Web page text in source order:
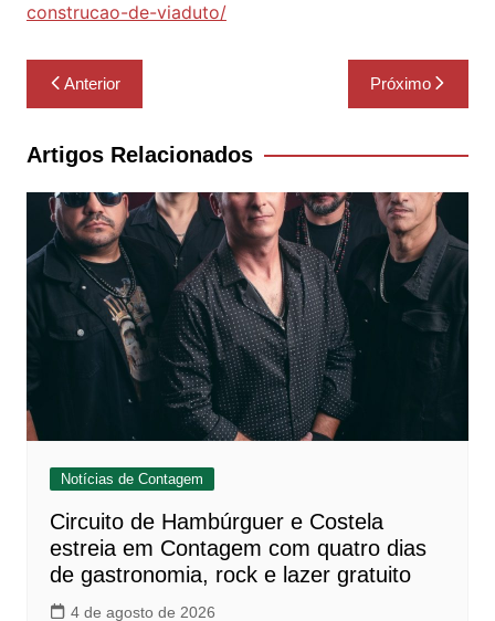
construcao-de-viaduto/
Navegação
de
Post
Anterior Próximo
Artigos Relacionados
Notícias de Contagem
Circuito de Hambúrguer e Costela
estreia em Contagem com quatro dias
de gastronomia, rock e lazer gratuito
4 de agosto de 2026